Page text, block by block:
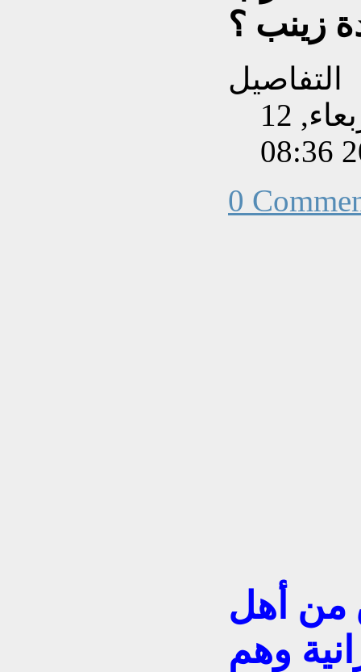
زينب ؟
التفاصيل
تم إنشاءه بتاريخ الأربعاء, 12
0
من أهل
وهم